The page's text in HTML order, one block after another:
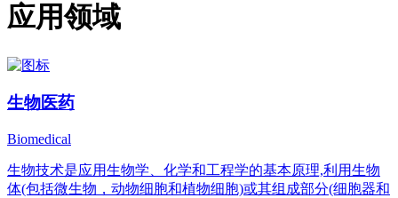
应用领域
生物医药
Biomedical
生物技术是应用生物学、化学和工程学的基本原理,利用生物
体(包括微生物，动物细胞和植物细胞)或其组成部分(细胞器和